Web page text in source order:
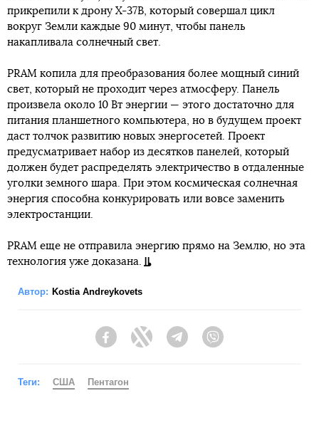
прикрепили к дрону X-37B, который совершал цикл
вокруг Земли каждые 90 минут, чтобы панель
накапливала солнечный свет.
PRAM копила для преобразования более мощный синий
свет, который не проходит через атмосферу. Панель
произвела около 10 Вт энергии — этого достаточно для
питания планшетного компьютера, но в будущем проект
даст толчок развитию новых энергосетей. Проект
предусматривает набор из десятков панелей, который
должен будет распределять электричество в отдаленные
уголки земного шара. При этом космическая солнечная
энергия способна конкурировать или вовсе заменить
электростанции.
PRAM еще не отправила энергию прямо на Землю, но эта
технология уже доказана.
Автор: Kostia Andreykovets
FacebookTwitter Telegram
Теги: США Пентагон